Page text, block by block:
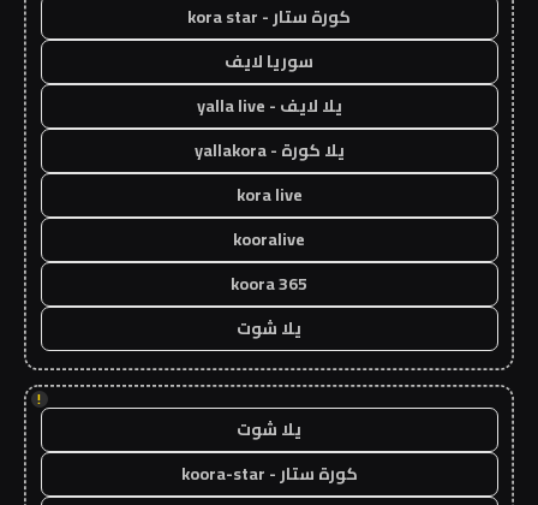
كورة ستار - kora star
سوريا لايف
يلا لايف - yalla live
يلا كورة - yallakora
kora live
kooralive
koora 365
يلا شوت
!
يلا شوت
كورة ستار - koora-star